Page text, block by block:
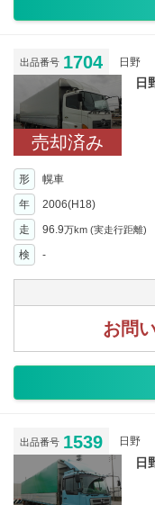
出品番号 1704 日野
売却済み
日
形 幌車
年
2006(H18)
走 96.9万km (実走行距離)
検
-
お問
出品番号 1539 日野
日